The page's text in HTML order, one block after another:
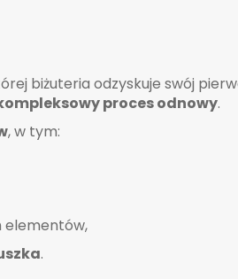
biżuteria odzyskuje swój
proces odnowy.
, w tym:
elementów,
.